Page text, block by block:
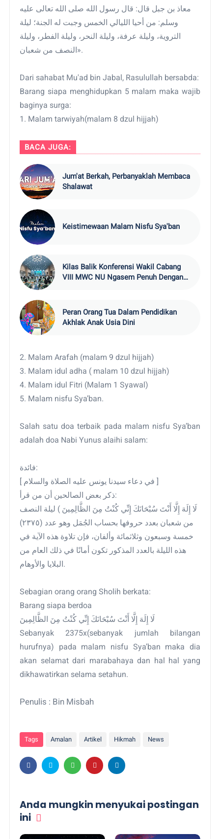
معاذ بن جبل قال: قال رسول الله صلى الله تعالى عليه
وسلم: من أحيا الليالي الخمس وجبت له الجنة؛ ليلة
التروية، وليلة عرفة، وليلة النحر، وليلة الفطر، وليلة
النصف من شعبان».
Dari sahabat Mu'ad bin Jabal, Rasulullah bersabda:
Barang siapa menghidupkan 5 malam maka wajib
baginya surga:
1. Malam tarwiyah(malam 8 dzul hijjah)
BACA JUGA:
Jum'at Berkah, Perbanyaklah Membaca
Shalawat
Keistimewaan Malam Nisfu Sya'ban
Kilas Balik Konferensi Wakil Cabang
VIII MWC NU Ngasem Penuh Dengan
Peran Orang Tua Dalam Pendidikan
Akhlak Anak Usia Dini
2. Malam Arafah (malam 9 dzul hijjah)
3. Malam idul adha ( malam 10 dzul hijjah)
4. Malam idul Fitri (Malam 1 Syawal)
5. Malam nisfu Sya’ban.
Salah satu doa terbaik pada malam nisfu Sya’ban
adalah doa Nabi Yunus alaihi salam:
فائدة:
[ في دعاء سيدنا يونس عليه الصلاة والسلام ]
ذكر بعض الصالحين أن من قرأ:
لَا إِلَهَ إِلَّا أَنْتَ سُبْحَانَكَ إِنِّي كُنْتُ مِنَ الظَّالِمِينَ ) ليلة النصف
من شعبان بعدد حروفها بحساب الجُمَل وهو عدد (٢٣٧٥)
خمسة وسبعون وثلاثمائة وألفان، فإن تلاوة هذه الآية في
هذه الليلة بالعدد المذكور تكون أمانًا في ذلك العام من
البلايا والأوهام.
Sebagian orang orang Sholih berkata:
Barang siapa berdoa
لَا إِلَهَ إِلَّا أَنْتَ سُبْحَانَكَ إِنِّي كُنْتُ مِنَ الظَّالِمِينَ
Sebanyak 2375x(sebanyak jumlah bilangan
hurufnya) pada malam nisfu Sya’ban maka dia
akan selamat dari marabahaya dan hal hal yang
dikhawatirkan selama setahun.
Penulis : Bin Misbah
Tags Amalan Artikel Hikmah News
Anda mungkin menyukai postingan
ini